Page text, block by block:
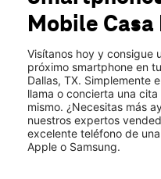
Mar.: 10:00 a.m. a
Mié.: 10:00 a.m. a
9540 Garland Rd Ste 417
Mobile Casa
Visítanos hoy y consigue
próximo smartphone en
Dallas, TX. Simplemente
llama o concierta una
mismo. ¿Necesitas más
nuestros expertos
excelente teléfono de
Apple o Samsung.